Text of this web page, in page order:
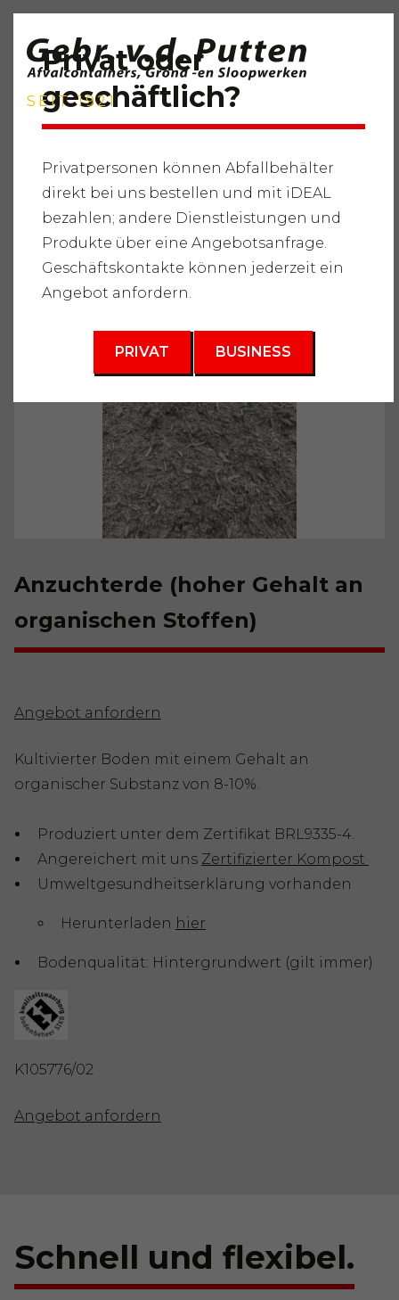
SEIT 1921
Startseite " Dienstleistungen " Lieferung von Rohstoffen
Sand und Bodenarten " Anzuchterde (hoher Gehalt an
organischen Stoffen)
Anzuchterde (hoher Gehalt an
organischen Stoffen)
Angebot anfordern
Kultivierter Boden mit einem Gehalt an
organischer Substanz von 8-10%.
Produziert unter dem Zertifikat BRL9335-4.
Angereichert mit uns Zertifizierter Kompost
Umweltgesundheitserklärung vorhanden
Herunterladen hier
Bodenqualität: Hintergrundwert (gilt immer)
K105776/02
Angebot anfordern
Schnell und flexibel.
Privat oder
geschäftlich?
Privatpersonen können Abfallbehälter
direkt bei uns bestellen und mit iDEAL
bezahlen; andere Dienstleistungen und
Produkte über eine Angebotsanfrage.
Geschäftskontakte können jederzeit ein
Angebot anfordern.
PRIVAT BUSINESS